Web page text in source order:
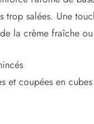
salées. Une
la crème fraîche
et coupées en cubes